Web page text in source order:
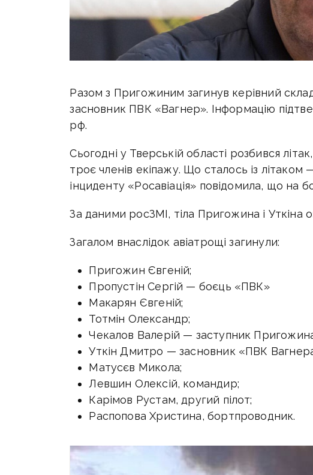
Разом з Пригожиним загинув керівний
засновник ПВК «Вагнер». Інформацію
рф.
Сьогодні у Тверській області розбився
троє членів екіпажу. Що сталось із
інциденту «Росавіація» повідомила, що на
За даними росЗМІ, тіла Пригожина і Уткіна
Загалом внаслідок авіатрощі загинули:
Пригожин Євгеній;
Пропустін Сергій — боєць «ПВК»
Макарян Євгеній;
Тотмін Олександр;
Чекалов Валерій — заступник
Уткін Дмитро — засновник «ПВК
Матусєв Микола;
Левшин Олексій, командир;
Карімов Рустам, другий пілот;
Распопова Христина, бортпроводник.